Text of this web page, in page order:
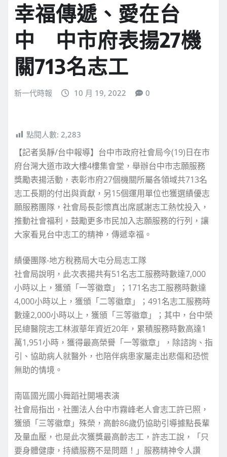
幸福傳遞、愛在台
中 中市府表揚27機
關713名志工
新一代時報 10 月 19, 2022 0
點閱人數: 2,283
【記者吳靜/台中報導】台中市政府社會局今(19)日在市
府台灣大道市政大樓4樓集會堂，舉辦台中市志願服務
獎勵表揚活動，表彰市府27個機關所屬各領域共713名
志工長期的付出與貢獻，另15個運用單位也獲選績優志
願服務團隊，社會局長彭懷真出席感謝志工熱忱投入，
推動社會福利，鼓勵更多市民加入志願服務的行列，讓
大家看見台中志工的精神，傳遞幸福。
績優團隊-地方稅務局大屯分局志工隊
社會局說明，此次表揚共有51名志工服務時數達7,000
小時以上，獲頒「一等徽章」；171名志工服務時數達
4,000小時以上，獲頒「二等徽章」；491名志工服務時
數達2,000小時以上，獲頒「三等徽章」；其中，台中榮
民總醫院志工林淑華年資近20年，累積服務時數高達1
萬1,951小時，獲得最高榮譽「一等徽章」，除諮詢、指
引、協助病人就醫外，也陪伴病患家屬走出悲傷和恐慌
無助的情境。
南區國光國小舞蹈社開場表演
社會局指出，社團法人台中市霧峰老人會志工許已照，
獲頒「三等徽章」殊榮，高齡86歲仍協助引導據點長輩
及量血壓，也是此次獲獎最高齡志工，許志工說，「只
要身體健康，持續服務不是問題！」服務精神令人讚